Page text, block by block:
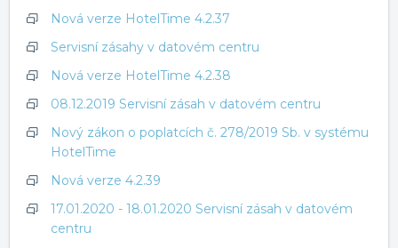
Nová verze HotelTime 4.2.37
Servisní zásahy v datovém centru
Nová verze HotelTime 4.2.38
08.12.2019 Servisní zásah v datovém centru
Nový zákon o poplatcích č. 278/2019 Sb. v systému
HotelTime
Nová verze 4.2.39
17.01.2020 - 18.01.2020 Servisní zásah v datovém
centru